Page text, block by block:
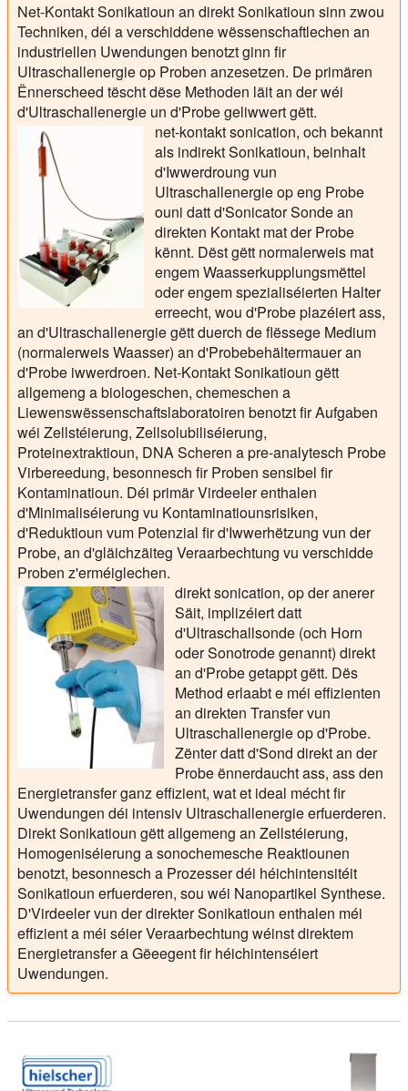
Net-Kontakt Sonikatioun an direkt Sonikatioun sinn zwou
Techniken, déi a verschiddene wëssenschaftlechen an
industriellen Uwendungen benotzt ginn fir
Ultraschallenergie op Proben anzesetzen. De primären
Ënnerscheed tëscht dëse Methoden läit an der wéi
d'Ultraschallenergie un d'Probe geliwwert gëtt.
net-kontakt sonication, och bekannt
als indirekt Sonikatioun, beinhalt
d'Iwwerdroung vun
Ultraschallenergie op eng Probe
ouni datt d'Sonicator Sonde an
direkten Kontakt mat der Probe
kënnt. Dëst gëtt normalerweis mat
engem Waasserkupplungsmëttel
oder engem spezialiséierten Halter
erreecht, wou d'Probe plazéiert ass,
an d'Ultraschallenergie gëtt duerch de flëssege Medium
(normalerweis Waasser) an d'Probebehältermauer an
d'Probe iwwerdroen. Net-Kontakt Sonikatioun gëtt
allgemeng a biologeschen, chemeschen a
Liewenswëssenschaftslaboratoiren benotzt fir Aufgaben
wéi Zellstéierung, Zellsolubiliséierung,
Proteinextraktioun, DNA Scheren a pre-analytesch Probe
Virbereedung, besonnesch fir Proben sensibel fir
Kontaminatioun. Déi primär Virdeeler enthalen
d'Minimaliséierung vu Kontaminatiounsrisiken,
d'Reduktioun vum Potenzial fir d'Iwwerhëtzung vun der
Probe, an d'gläichzäiteg Veraarbechtung vu verschidde
Proben z'erméiglechen.
direkt sonication, op der anerer
Säit, implizéiert datt
d'Ultraschallsonde (och Horn
oder Sonotrode genannt) direkt
an d'Probe getappt gëtt. Dës
Method erlaabt e méi effizienten
an direkten Transfer vun
Ultraschallenergie op d'Probe.
Zënter datt d'Sond direkt an der
Probe ënnerdaucht ass, ass den
Energietransfer ganz effizient, wat et ideal mécht fir
Uwendungen déi intensiv Ultraschallenergie erfuerderen.
Direkt Sonikatioun gëtt allgemeng an Zellstéierung,
Homogeniséierung a sonochemesche Reaktiounen
benotzt, besonnesch a Prozesser déi héichintensitéit
Sonikatioun erfuerderen, sou wéi Nanopartikel Synthese.
D'Virdeeler vun der direkter Sonikatioun enthalen méi
effizient a méi séier Veraarbechtung wéinst direktem
Energietransfer a Gëeegent fir héichintenséiert
Uwendungen.